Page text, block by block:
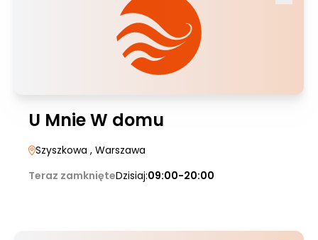
U Mnie W domu
Szyszkowa , Warszawa
Teraz zamknięteDzisiaj:09:00-20:00